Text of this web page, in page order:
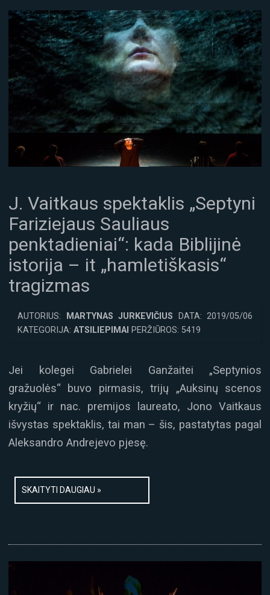
J. Vaitkaus spektaklis „Septyni
Fariziejaus Sauliaus
penktadieniai“: kada Biblijinė
istorija – it „hamletiškasis“
tragizmas
AUTORIUS: MARTYNAS JURKEVIČIUS DATA: 2019/05/06
KATEGORIJA: ATSILIEPIMAI PERŽIŪROS: 5419
Jei kolegei Gabrielei Ganžaitei „Septynios
gražuolės“ buvo pirmasis, trijų „Auksinų scenos
kryžių“ ir nac. premijos laureato, Jono Vaitkaus
išvystas spektaklis, tai man – šis, pastatytas pagal
Aleksandro Andrejevo pjesę.
SKAITYTI DAUGIAU »